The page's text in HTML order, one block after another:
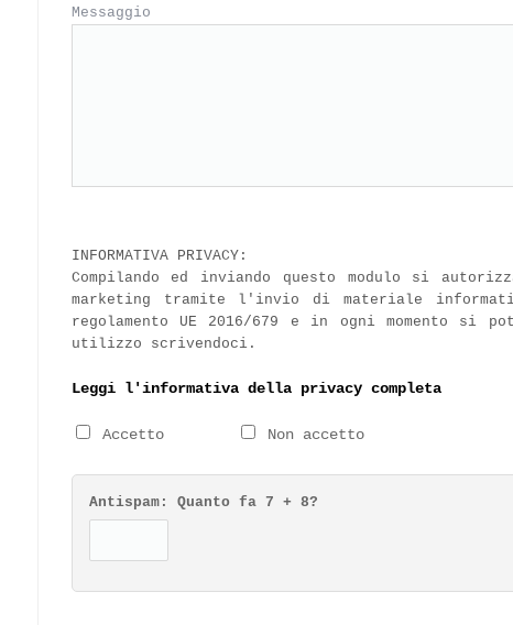
Messaggio
INFORMATIVA PRIVACY:
Compilando ed inviando questo modulo si
marketing tramite l'invio di materiale
regolamento UE 2016/679 e in ogni momento
utilizzo scrivendoci.
Leggi l'informativa della privacy completa
Accetto Non accetto
Antispam: Quanto fa 7 + 8?